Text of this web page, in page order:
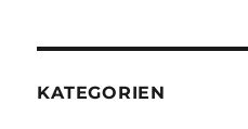
KATEGORIEN